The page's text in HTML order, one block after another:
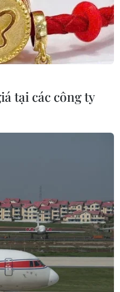
đảm kế hoạch
cốt lõi của chương
tổ chức dạy học phù
tại các công ty